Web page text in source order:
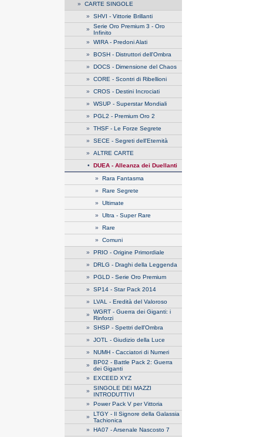
» CARTE SINGOLE
» SHVI - Vittorie Brillanti
» Serie Oro Premium 3 - Oro
Infinito
» WIRA - Predoni Alati
» BOSH - Distruttori dell'Ombra
» DOCS - Dimensione del Chaos
» CORE - Scontri di Ribellioni
» CROS - Destini Incrociati
» WSUP - Superstar Mondiali
» PGL2 - Premium Oro 2
» THSF - Le Forze Segrete
» SECE - Segreti dell'Eternità
» ALTRE CARTE
•
DUEA - Alleanza dei Duellanti
» Rara Fantasma
» Rare Segrete
» Ultimate
» Ultra - Super Rare
» Rare
» Comuni
» PRIO - Origine Primordiale
» DRLG - Draghi della Leggenda
» PGLD - Serie Oro Premium
» SP14 - Star Pack 2014
» LVAL - Eredità del Valoroso
» WGRT - Guerra dei Giganti: i
Rinforzi
» SHSP - Spettri dell'Ombra
» JOTL - Giudizio della Luce
» NUMH - Cacciatori di Numeri
» BP02 - Battle Pack 2: Guerra
dei Giganti
» EXCEED XYZ
» SINGOLE DEI MAZZI
INTRODUTTIVI
» Power Pack V per Vittoria
» LTGY - Il Signore della Galassia
Tachionica
» HA07 - Arsenale Nascosto 7